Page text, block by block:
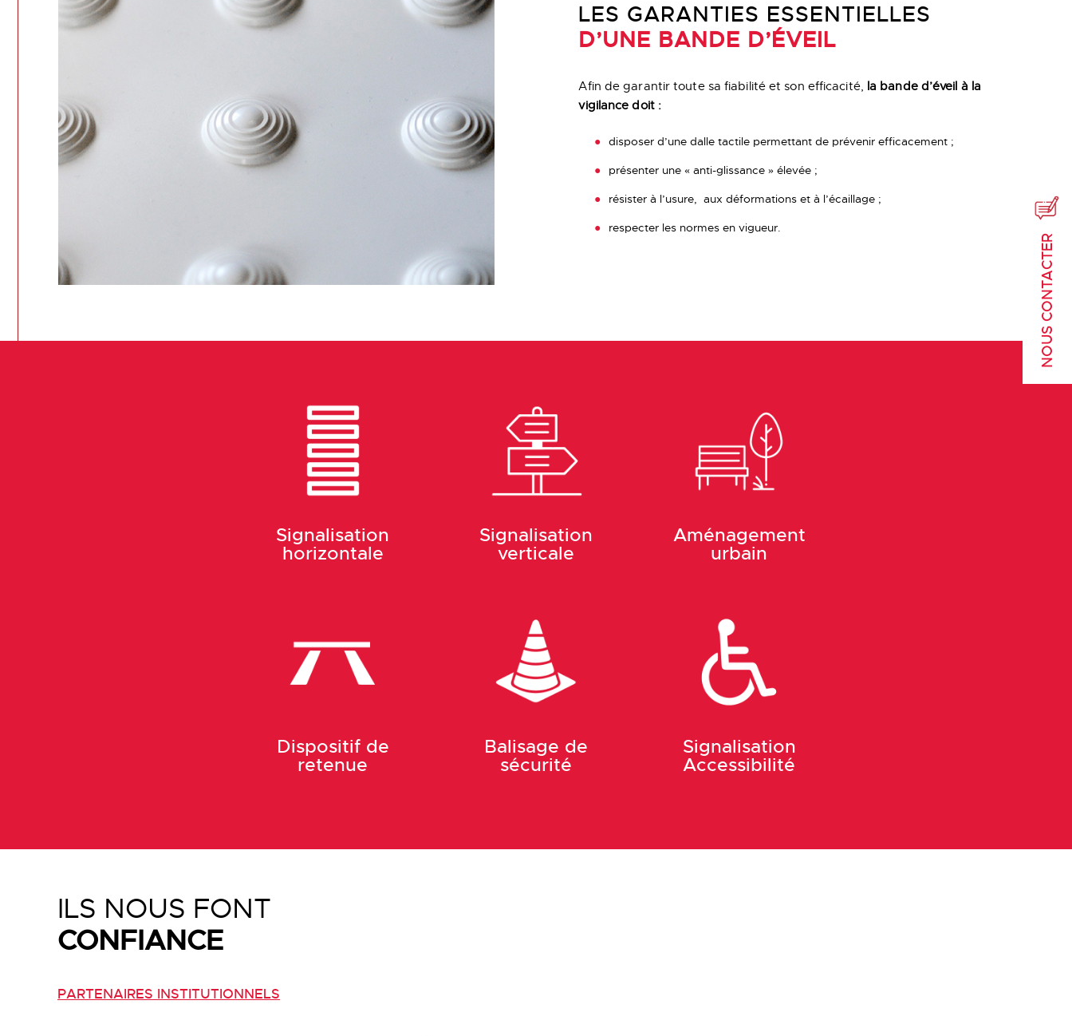
NOUS CONTACTER
LES GARANTIES ESSENTIELLES
D’UNE BANDE D’ÉVEIL
Afin de garantir toute sa fiabilité et son efficacité, la bande d’éveil à la
vigilance doit :
disposer d’une dalle tactile permettant de prévenir efficacement ;
présenter une « anti-glissance » élevée ;
résister à l’usure, aux déformations et à l’écaillage ;
respecter les normes en vigueur.
Signalisation
horizontale
Signalisation
verticale
Aménagement
urbain
Dispositif de
retenue
Balisage de
sécurité
Signalisation
Accessibilité
ILS NOUS FONT
CONFIANCE
PARTENAIRES INSTITUTIONNELS